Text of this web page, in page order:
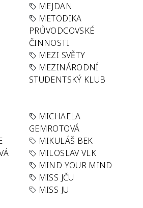
MEJDAN
METODIKA
PRŮVODCOVSKÉ
ČINNOSTI
MEZI SVĚTY
MEZINÁRODNÍ
STUDENTSKÝ KLUB
MICHAELA
GEMROTOVÁ
MIKULÁŠ BEK
MILOSLAV VLK
MIND YOUR MIND
MISS JČU
MISS JU